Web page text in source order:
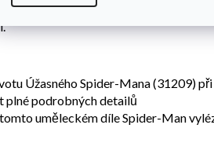
zážitku. A až budete hotovi,
Úžasného Spider-Mana (31209)
plné podrobných detailů
uměleckém díle Spider-Man